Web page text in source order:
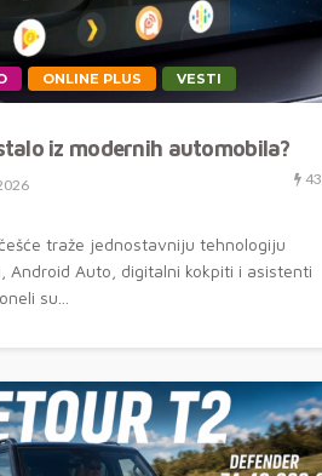
ONLINE PLUS VESTI
iz modernih automobila?
43
traže jednostavniju tehnologiju
Android Auto, digitalni kokpiti i asistenti
su...